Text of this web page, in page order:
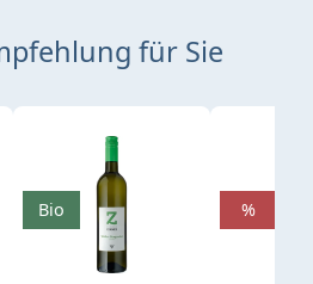
für Sie
Bio %